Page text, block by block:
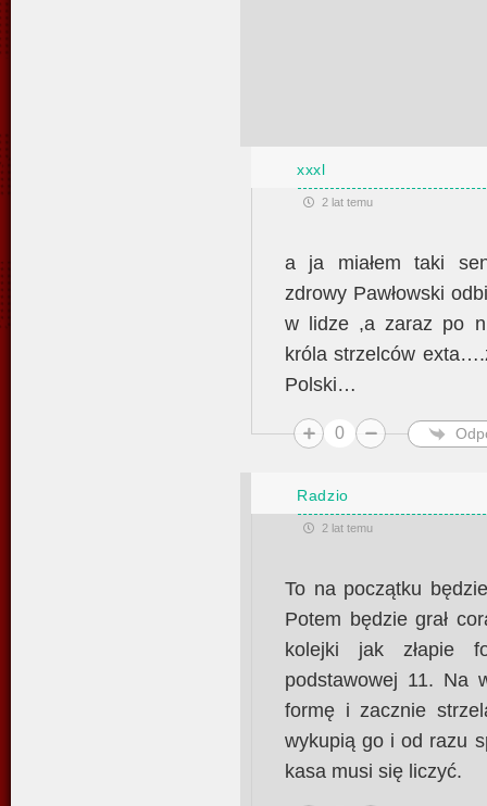
xxxl
2 lat temu
a ja miałem taki
zdrowy Pawłowski
w lidze ,a zaraz po
króla strzelców
Polski…
0
Radzio
2 lat temu
To na początku
Potem będzie grał
kolejki jak złapie
podstawowej 11. Na
formę i zacznie
wykupią go i od razu
kasa musi się liczyć.